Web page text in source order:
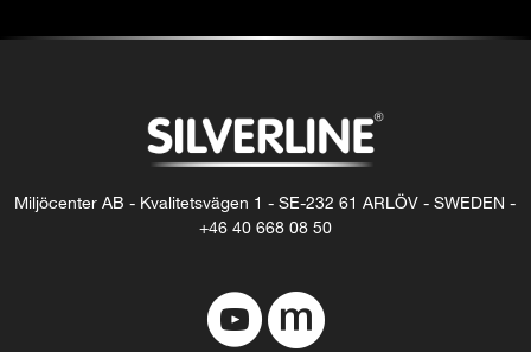
Miljöcenter AB - Kvalitetsvägen 1 - SE-232 61 ARLÖV - SWEDEN -
+46 40 668 08 50